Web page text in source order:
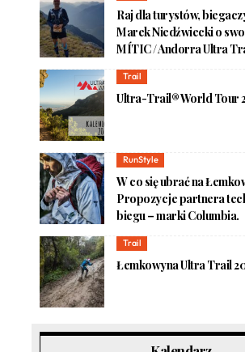
Raj dla turystów,
Marek Niedźwiecki o
MÍTIC / Andorra Ultra
Trail
Ultra-Trail® World Tour
RunStyle
W co się ubrać na
Propozycje partnera
biegu – marki Columbia.
Trail
Łemkowyna Ultra Trail